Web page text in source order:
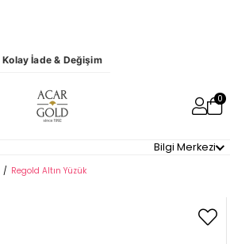
Kolay İade & Değişim
0
Bilgi Merkezi
Regold Altın Yüzük